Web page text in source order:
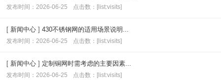
发布时间：2026-06-25 点击数：[list:visits]
[ 新闻中心 ] 430不锈钢网的适用场景说明...
发布时间：2026-06-25 点击数：[list:visits]
[ 新闻中心 ] 定制铜网时需考虑的主要因素...
发布时间：2026-06-25 点击数：[list:visits]